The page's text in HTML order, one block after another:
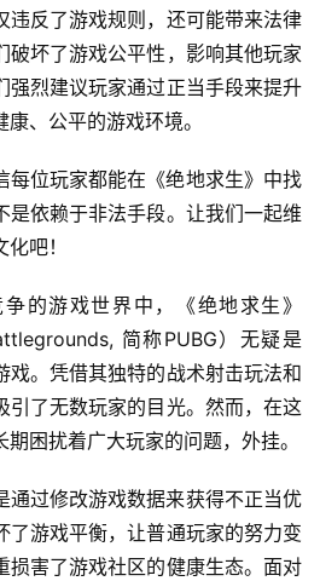
违反了游戏规则，还可能带来法律
破坏了游戏公平性，影响其他玩家
强烈建议玩家通过正当手段来提升
、公平的游戏环境。
每位玩家都能在《绝地求生》中找
是依赖于非法手段。让我们一起维
吧！
的游戏世界中，《绝地求生》
简称PUBG）无疑是
戏。凭借其独特的战术射击玩法和
引了无数玩家的目光。然而，在这
困扰着广大玩家的问题，外挂。
通过修改游戏数据来获得不正当优
了游戏平衡，让普通玩家的努力变
损害了游戏社区的健康生态。面对